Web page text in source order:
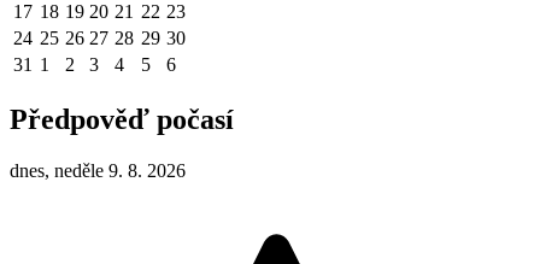
17 18 19 20 21 22 23
24 25 26 27 28 29 30
31 1 2 3 4 5 6
Předpověď počasí
dnes, neděle 9. 8. 2026